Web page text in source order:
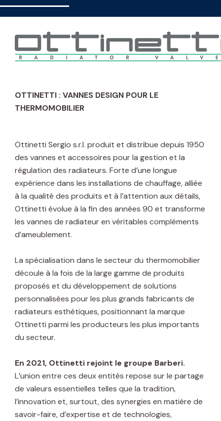
OTTINETTI : VANNES DESIGN POUR LE
THERMOMOBILIER
Ottinetti Sergio s.r.l. produit et distribue depuis 1950
des vannes et accessoires pour la gestion et la
régulation des radiateurs. Forte d’une longue
expérience dans les installations de chauffage, alliée
à la qualité des produits et à l’attention aux détails,
Ottinetti évolue à la fin des années 90 et transforme
les vannes de radiateur en véritables compléments
d’ameublement.
La spécialisation dans le secteur du thermomobilier
découle à la fois de la large gamme de produits
proposés et du développement de solutions
personnalisées pour les plus grands fabricants de
radiateurs esthétiques, positionnant la marque
Ottinetti parmi les producteurs les plus importants
du secteur.
En 2021, Ottinetti rejoint le groupe Barberi.
L’union entre ces deux entités repose sur le partage
de valeurs essentielles telles que la tradition,
l’innovation et, surtout, des synergies en matière de
savoir-faire, d’expertise et de technologies,